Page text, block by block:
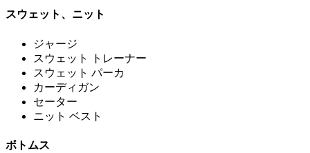
スウェット、ニット
ジャージ
スウェット トレーナー
スウェット パーカ
カーディガン
セーター
ニット ベスト
ボトムス